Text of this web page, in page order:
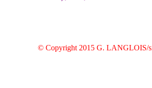
© Copyright 2015 G. LANGLOIS/